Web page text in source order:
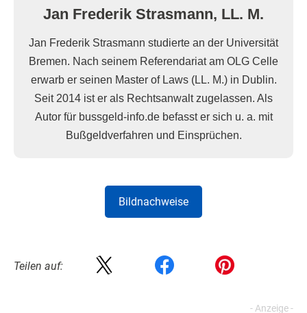
Jan Frederik Strasmann, LL. M.
Jan Frederik Strasmann studierte an der Universität
Bremen. Nach seinem Referendariat am OLG Celle
erwarb er seinen Master of Laws (LL. M.) in Dublin.
Seit 2014 ist er als Rechtsanwalt zugelassen. Als
Autor für bussgeld-info.de befasst er sich u. a. mit
Bußgeldverfahren und Einsprüchen.
Bildnachweise
Teilen auf: